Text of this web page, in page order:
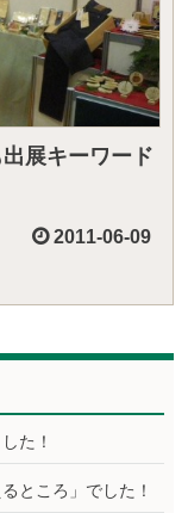
展キーワード
2011-06-09
た！
ところ」でした！